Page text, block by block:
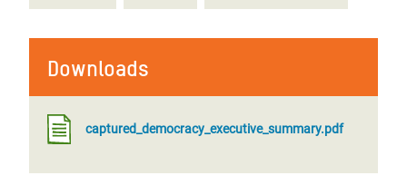
Downloads
captured_democracy_executive_summary.pdf